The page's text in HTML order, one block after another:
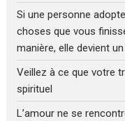
Si une personne
choses que vous
manière, elle devient
Veillez à ce que votre
spirituel
L’amour ne se